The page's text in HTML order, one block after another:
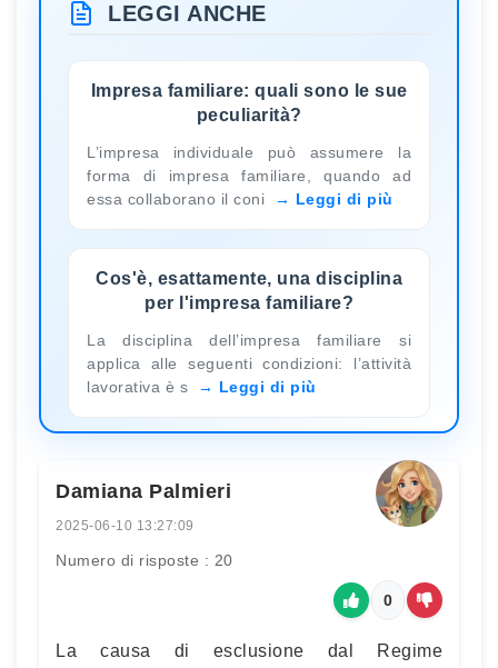
LEGGI ANCHE
Impresa familiare: quali sono le sue
peculiarità?
L’impresa individuale può assumere la
forma di impresa familiare, quando ad
essa collaborano il coni
Leggi di più
Cos'è, esattamente, una disciplina
per l'impresa familiare?
La disciplina dell’impresa familiare si
applica alle seguenti condizioni: l’attività
lavorativa è s
Leggi di più
Damiana Palmieri
2025-06-10 13:27:09
Numero di risposte : 20
0
La causa di esclusione dal Regime